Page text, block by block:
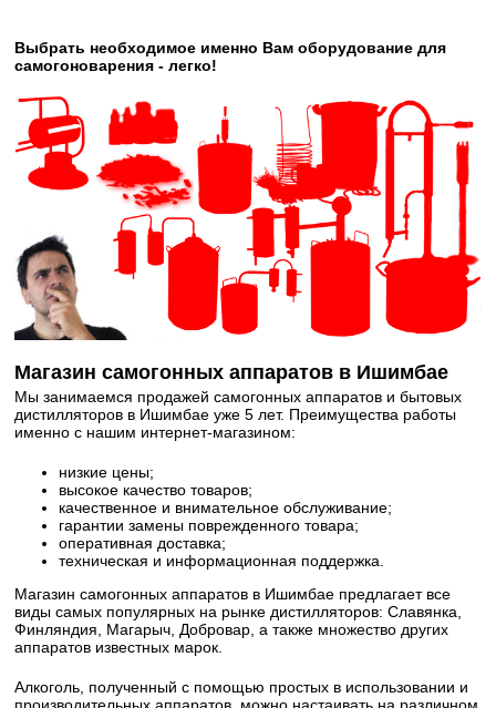
Выбрать необходимое именно Вам оборудование для
самогоноварения - легко!
Магазин самогонных аппаратов в Ишимбае
Мы занимаемся продажей самогонных аппаратов и бытовых
дистилляторов в Ишимбае уже 5 лет. Преимущества работы
именно с нашим интернет-магазином:
низкие цены;
высокое качество товаров;
качественное и внимательное обслуживание;
гарантии замены поврежденного товара;
оперативная доставка;
техническая и информационная поддержка.
Магазин самогонных аппаратов в Ишимбае предлагает все
виды самых популярных на рынке дистилляторов: Славянка,
Финляндия, Магарыч, Добровар, а также множество других
аппаратов известных марок.
Алкоголь, полученный с помощью простых в использовании и
производительных аппаратов, можно настаивать на различном